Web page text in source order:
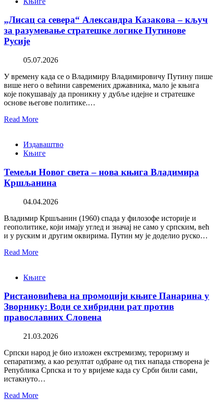
„Лисац са севера“ Александра Казакова – кључ
за разумевање стратешке логике Путинове
Русије
05.07.2026
У времену када се о Владимиру Владимировичу Путину пише
више него о већини савремених државника, мало је књига
које покушавају да проникну у дубље идејне и стратешке
основе његове политике.…
Read More
Издаваштво
Књиге
Темељи Новог света – нова књига Владимира
Кршљанина
04.04.2026
Владимир Кршљанин (1960) спада у филозофе историје и
геополитике, који имају углед и значај не само у српским, већ
и у руским и другим оквирима. Путин му је доделио руско…
Read More
Књиге
Ристановићева на промоцији књиге Панарина у
Зворнику: Води се хибридни рат против
православних Словена
21.03.2026
Српски народ је био изложен екстремизму, тероризму и
сепаратизму, а као резултат одбране од тих напада створена је
Република Српска и то у вријеме када су Срби били сами,
истакнуто…
Read More